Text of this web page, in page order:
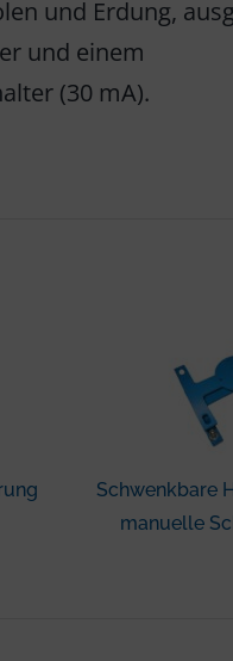
und Erdung,
und einem
(30 mA).
Schwenkbare
manuelle